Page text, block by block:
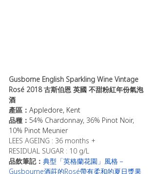
Gusborne English Sparkling Wine Vintage
Rosé 2018 古斯伯恩 英國 不甜粉紅年份氣泡
酒
產區： Appledore, Kent
品種： 54% Chardonnay, 36% Pinot Noir,
10% Pinot Meunier
LEES AGEING : 36 months +
RESIDUAL SUGAR : 10 g/L
品飲筆記： 典型「英格蘭花園」風格－
Gusbourne酒莊的Rosé帶有柔和的夏日漿果